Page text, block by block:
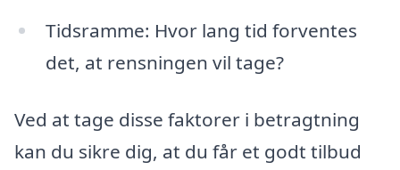
Tidsramme: Hvor lang tid forventes
det, at rensningen vil tage?
Ved at tage disse faktorer i betragtning
kan du sikre dig, at du får et godt tilbud